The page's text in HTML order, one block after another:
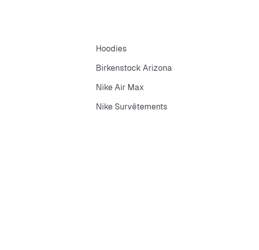
Hoodies
Birkenstock Arizona
Nike Air Max
Nike Survêtements